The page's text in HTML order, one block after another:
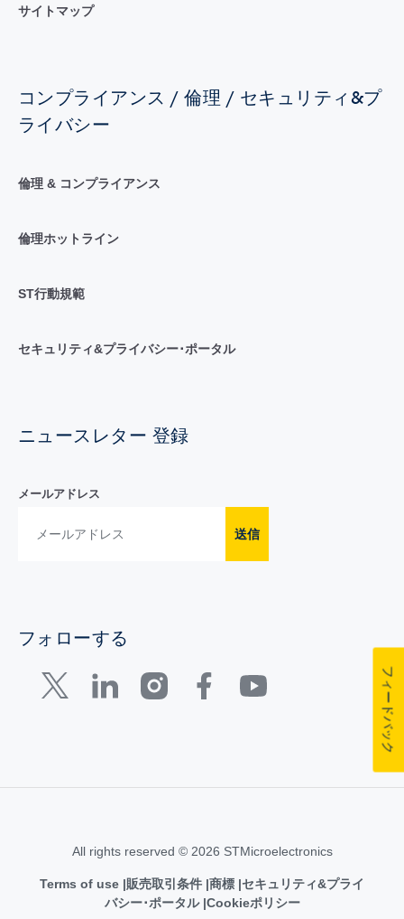
サイトマップ
コンプライアンス / 倫理 / セキュリティ&プ
ライバシー
倫理 & コンプライアンス
倫理ホットライン
ST行動規範
セキュリティ&プライバシー･ポータル
ニュースレター 登録
メールアドレス
送信
フォローする
All rights reserved © 2026 STMicroelectronics
Terms of use 販売取引条件 商標 セキュリティ&プライ
バシー･ポータル Cookieポリシー
フィードバック